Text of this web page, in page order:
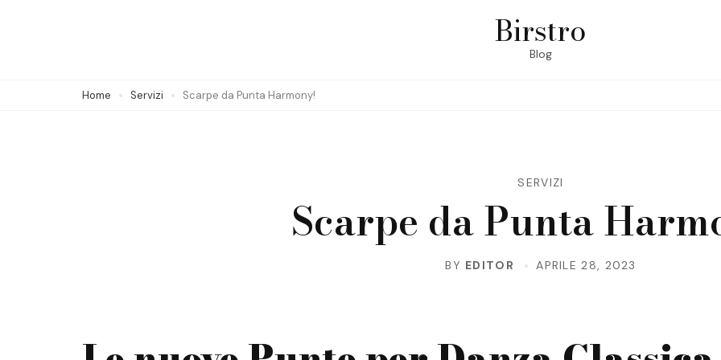
Birstro
Blog
Home Servizi Scarpe da Punta Harmony!
SERVIZI
Scarpe da Punta
BY EDITOR APRILE 28, 2023